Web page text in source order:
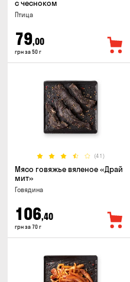
с чесноком
Птица
79,00
грн за 50 г
(41)
Мясо говяжье вяленое «Драй
мит»
Говядина
106,40
грн за 70 г